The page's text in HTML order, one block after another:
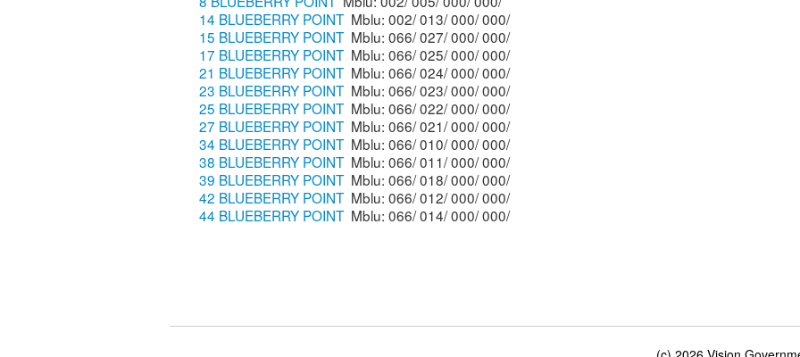
14 BLUEBERRY POINT
Mblu: 002/ 013/ 000/ 000/
15 BLUEBERRY POINT
Mblu: 066/ 027/ 000/ 000/
17 BLUEBERRY POINT
Mblu: 066/ 025/ 000/ 000/
21 BLUEBERRY POINT
Mblu: 066/ 024/ 000/ 000/
23 BLUEBERRY POINT
Mblu: 066/ 023/ 000/ 000/
25 BLUEBERRY POINT
Mblu: 066/ 022/ 000/ 000/
27 BLUEBERRY POINT
Mblu: 066/ 021/ 000/ 000/
34 BLUEBERRY POINT
Mblu: 066/ 010/ 000/ 000/
38 BLUEBERRY POINT
Mblu: 066/ 011/ 000/ 000/
39 BLUEBERRY POINT
Mblu: 066/ 018/ 000/ 000/
42 BLUEBERRY POINT
Mblu: 066/ 012/ 000/ 000/
44 BLUEBERRY POINT
Mblu: 066/ 014/ 000/ 000/